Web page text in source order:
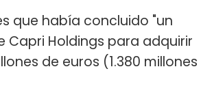
que había concluido "un
Holdings para adquirir
de euros (1.380 millones